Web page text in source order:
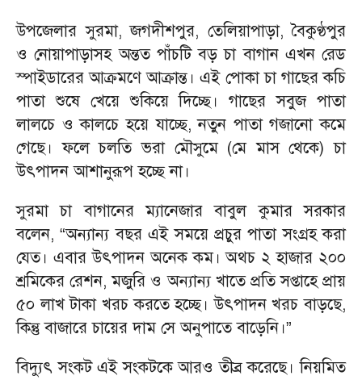
উপজেলার সুরমা, জগদীশপুর, তেলিয়াপাড়া, বৈকুণ্ঠপুর
ও নোয়াপাড়াসহ অন্তত পাঁচটি বড় চা বাগান এখন রেড
স্পাইডারের আক্রমণে আক্রান্ত। এই পোকা চা গাছের কচি
পাতা শুষে খেয়ে শুকিয়ে দিচ্ছে। গাছের সবুজ পাতা
লালচে ও কালচে হয়ে যাচ্ছে, নতুন পাতা গজানো কমে
গেছে। ফলে চলতি ভরা মৌসুমে (মে মাস থেকে) চা
উৎপাদন আশানুরূপ হচ্ছে না।
সুরমা চা বাগানের ম্যানেজার বাবুল কুমার সরকার
বলেন, “অন্যান্য বছর এই সময়ে প্রচুর পাতা সংগ্রহ করা
যেত। এবার উৎপাদন অনেক কম। অথচ ২ হাজার ২০০
শ্রমিকের রেশন, মজুরি ও অন্যান্য খাতে প্রতি সপ্তাহে প্রায়
৫০ লাখ টাকা খরচ করতে হচ্ছে। উৎপাদন খরচ বাড়ছে,
কিন্তু বাজারে চায়ের দাম সে অনুপাতে বাড়েনি।”
বিদ্যুৎ সংকট এই সংকটকে আরও তীব্র করেছে। নিয়মিত